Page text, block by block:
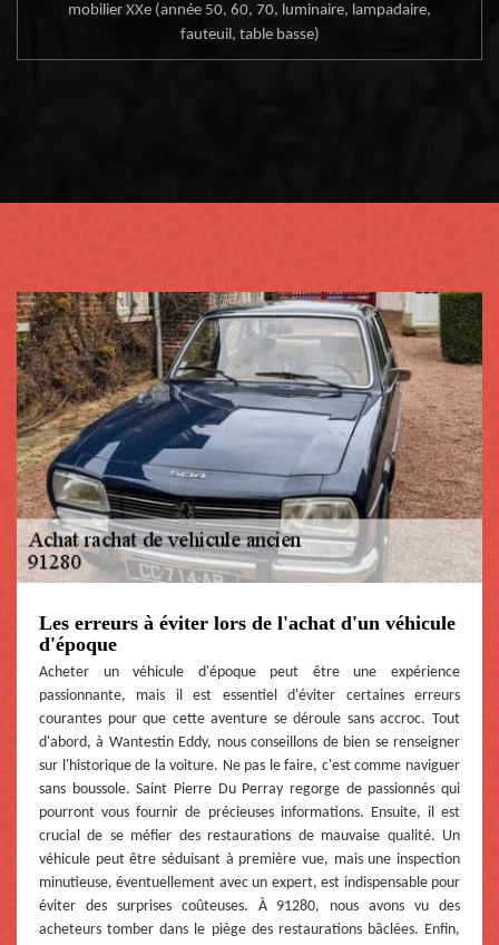
mobilier XXe (année 50, 60, 70, luminaire, lampadaire,
fauteuil, table basse)
Les erreurs à éviter lors de l'achat d'un véhicule
d'époque
Acheter un véhicule d'époque peut être une expérience
passionnante, mais il est essentiel d'éviter certaines erreurs
courantes pour que cette aventure se déroule sans accroc. Tout
d'abord, à Wantestin Eddy, nous conseillons de bien se renseigner
sur l'historique de la voiture. Ne pas le faire, c'est comme naviguer
sans boussole. Saint Pierre Du Perray regorge de passionnés qui
pourront vous fournir de précieuses informations. Ensuite, il est
crucial de se méfier des restaurations de mauvaise qualité. Un
véhicule peut être séduisant à première vue, mais une inspection
minutieuse, éventuellement avec un expert, est indispensable pour
éviter des surprises coûteuses. À 91280, nous avons vu des
acheteurs tomber dans le piège des restaurations bâclées. Enfin,